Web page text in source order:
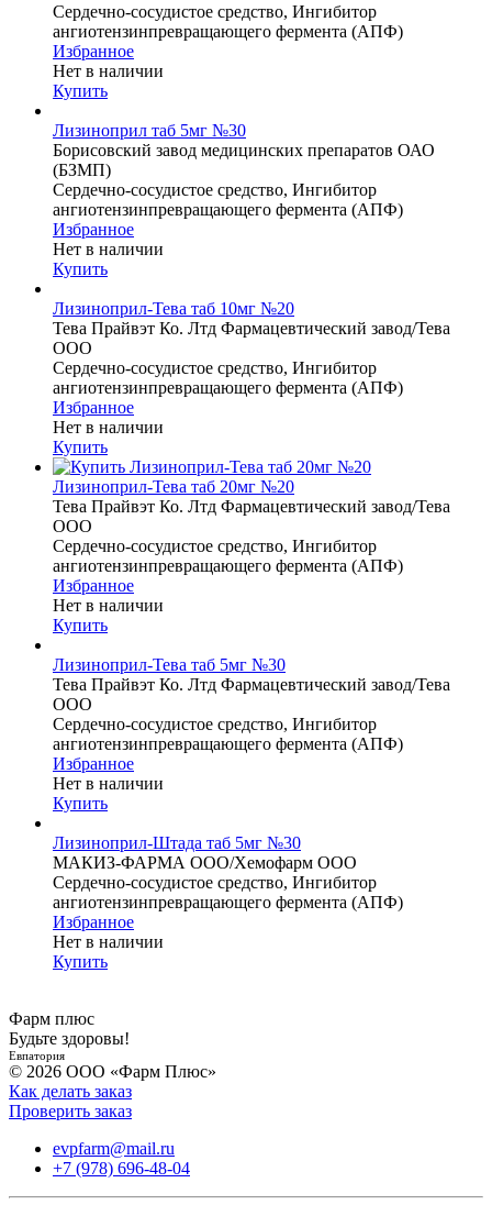
Сердечно-сосудистое средство, Ингибитор
ангиотензинпревращающего фермента (АПФ)
Избранное
Нет в наличии
Купить
Лизиноприл таб 5мг №30
Борисовский завод медицинских препаратов ОАО
(БЗМП)
Сердечно-сосудистое средство, Ингибитор
ангиотензинпревращающего фермента (АПФ)
Избранное
Нет в наличии
Купить
Лизиноприл-Тева таб 10мг №20
Тева Прайвэт Ко. Лтд Фармацевтический завод/Тева
ООО
Сердечно-сосудистое средство, Ингибитор
ангиотензинпревращающего фермента (АПФ)
Избранное
Нет в наличии
Купить
Лизиноприл-Тева таб 20мг №20
Тева Прайвэт Ко. Лтд Фармацевтический завод/Тева
ООО
Сердечно-сосудистое средство, Ингибитор
ангиотензинпревращающего фермента (АПФ)
Избранное
Нет в наличии
Купить
Лизиноприл-Тева таб 5мг №30
Тева Прайвэт Ко. Лтд Фармацевтический завод/Тева
ООО
Сердечно-сосудистое средство, Ингибитор
ангиотензинпревращающего фермента (АПФ)
Избранное
Нет в наличии
Купить
Лизиноприл-Штада таб 5мг №30
МАКИЗ-ФАРМА ООО/Хемофарм ООО
Сердечно-сосудистое средство, Ингибитор
ангиотензинпревращающего фермента (АПФ)
Избранное
Нет в наличии
Купить
Фарм плюс
Будьте здоровы!
Евпатория
© 2026 ООО «Фарм Плюс»
Как делать заказ
Проверить заказ
evpfarm@mail.ru
+7 (978) 696-48-04